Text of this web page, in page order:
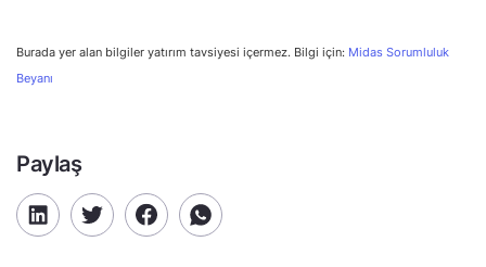
Burada yer alan bilgiler yatırım tavsiyesi içermez. Bilgi için: Midas Sorumluluk
Beyanı
Paylaş